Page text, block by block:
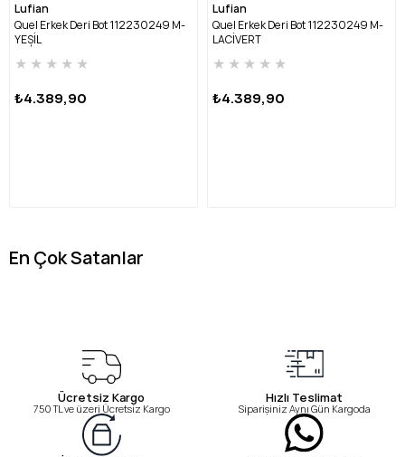
Lufian
Quel Erkek Deri Bot 112230249 M-
YEŞİL
★ ★ ★ ★ ★
₺4.389,90
Lufian
Quel Erkek Deri Bot 112230249 M-
LACİVERT
★ ★ ★ ★ ★
₺4.389,90
En Çok Satanlar
Ücretsiz Kargo
750 TL ve üzeri Ücretsiz Kargo
Hızlı Teslimat
Siparişiniz Aynı Gün Kargoda